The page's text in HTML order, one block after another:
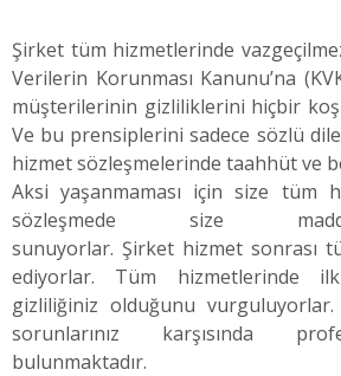
Şirket tüm hizmetlerinde
Verilerin Korunması Kanunu’na
müşterilerinin gizliliklerini hiçbir
Ve bu prensiplerini sadece sözlü
hizmet sözleşmelerinde taahhüt ve
Aksi yaşanmaması için size tüm
sözleşmede size
sunuyorlar. Şirket hizmet sonrası
ediyorlar. Tüm hizmetlerinde
gizliliğiniz olduğunu
sorunlarınız karşısında
bulunmaktadır.